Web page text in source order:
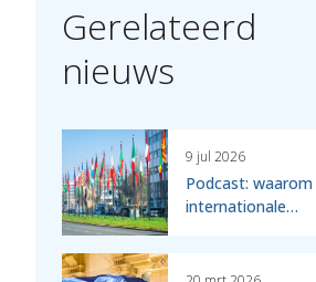
Gerelateerd
nieuws
9 jul 2026
Podcast:
internationale…